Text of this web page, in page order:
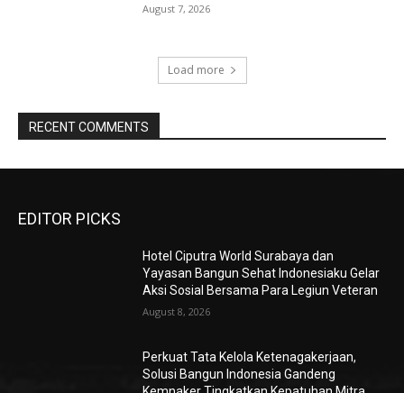
August 7, 2026
Load more
RECENT COMMENTS
EDITOR PICKS
Hotel Ciputra World Surabaya dan
Yayasan Bangun Sehat Indonesiaku Gelar
Aksi Sosial Bersama Para Legiun Veteran
August 8, 2026
Perkuat Tata Kelola Ketenagakerjaan,
Solusi Bangun Indonesia Gandeng